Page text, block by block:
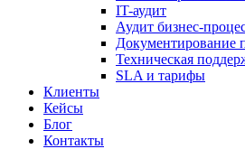
IT-аудит
Аудит бизнес-
Документирование
Техническая
SLA и тарифы
Клиенты
Кейсы
Блог
Контакты